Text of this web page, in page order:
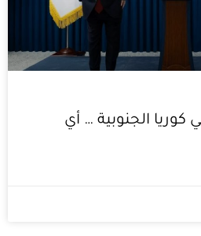
كوريا الجنوبية … أي